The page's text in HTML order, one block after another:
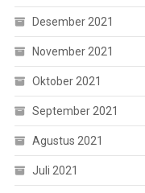
Desember 2021
November 2021
Oktober 2021
September 2021
Agustus 2021
Juli 2021